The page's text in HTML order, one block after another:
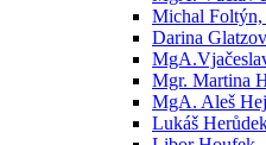
Michal Foltýn,
Darina
Mgr. Martina
MgA. Aleš
Lukáš